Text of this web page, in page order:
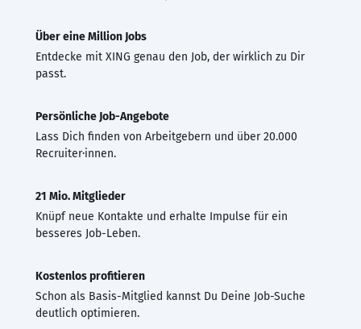
Über eine Million Jobs
Entdecke mit XING genau den Job, der wirklich zu Dir
passt.
Persönliche Job-Angebote
Lass Dich finden von Arbeitgebern und über 20.000
Recruiter·innen.
21 Mio. Mitglieder
Knüpf neue Kontakte und erhalte Impulse für ein
besseres Job-Leben.
Kostenlos profitieren
Schon als Basis-Mitglied kannst Du Deine Job-Suche
deutlich optimieren.